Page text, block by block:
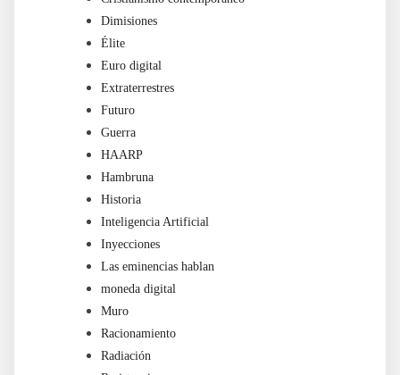
Dimisiones
Élite
Euro digital
Extraterrestres
Futuro
Guerra
HAARP
Hambruna
Historia
Inteligencia Artificial
Inyecciones
Las eminencias hablan
moneda digital
Muro
Racionamiento
Radiación